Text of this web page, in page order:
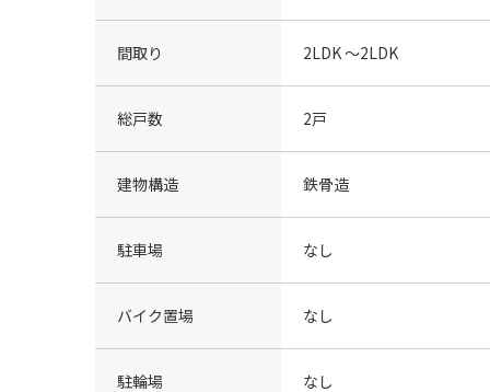
間取り 2LDK 〜2LDK
総戸数 2戸
建物構造 鉄骨造
駐車場 なし
バイク置場 なし
駐輪場 なし